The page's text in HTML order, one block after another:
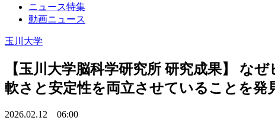
ニュース特集
動画ニュース
玉川大学
【玉川大学脳科学研究所 研究成果】 な
軟さと安定性を両立させていることを発
2026.02.12 06:00